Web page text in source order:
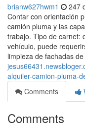
brianw627hwm1 247
Contar con orientación
camión pluma y las
trabajo. Tipo de carnet:
vehículo, puede
limpieza de fachadas
alquiler-camion-pluma-
Comments
Comments